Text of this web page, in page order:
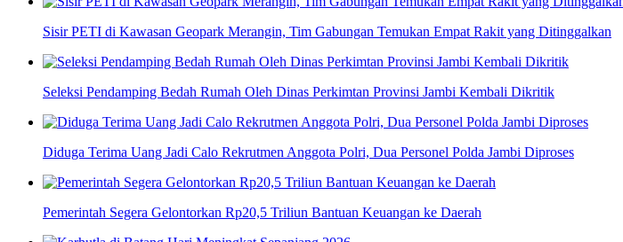
Sisir PETI di Kawasan Geopark Merangin, Tim Gabungan Temukan Empat Rakit yang Ditinggalkan
Seleksi Pendamping Bedah Rumah Oleh Dinas Perkimtan Provinsi Jambi Kembali Dikritik
Diduga Terima Uang Jadi Calo Rekrutmen Anggota Polri, Dua Personel Polda Jambi Diproses
Pemerintah Segera Gelontorkan Rp20,5 Triliun Bantuan Keuangan ke Daerah